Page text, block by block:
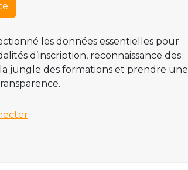
les données essentielles pour
d’inscription, reconnaissance des
jungle des formations et prendre une